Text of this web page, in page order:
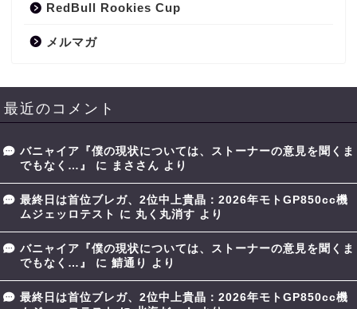
RedBull Rookies Cup
メルマガ
最近のコメント
バニャイア『僕の現状については、ストーナーの意見を聞くま
でもなく…』
に まささん より
最終日は首位ブレガ、2位中上貴晶：2026年モトGP850cc機
ムジェッロテスト に 丸く丸消す より
バニャイア『僕の現状については、ストーナーの意見を聞くま
でもなく…』
に 鯖通り より
最終日は首位ブレガ、2位中上貴晶：2026年モトGP850cc機